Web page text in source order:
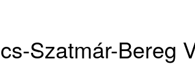
Szatmár-Bereg